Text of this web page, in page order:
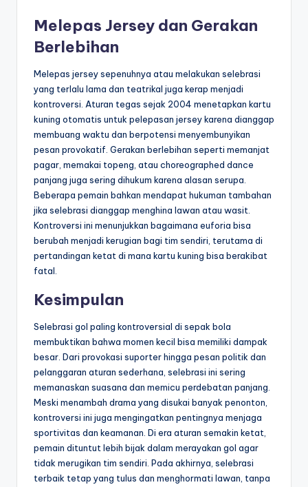
Melepas Jersey dan Gerakan
Berlebihan
Melepas jersey sepenuhnya atau melakukan selebrasi
yang terlalu lama dan teatrikal juga kerap menjadi
kontroversi. Aturan tegas sejak 2004 menetapkan kartu
kuning otomatis untuk pelepasan jersey karena dianggap
membuang waktu dan berpotensi menyembunyikan
pesan provokatif. Gerakan berlebihan seperti memanjat
pagar, memakai topeng, atau choreographed dance
panjang juga sering dihukum karena alasan serupa.
Beberapa pemain bahkan mendapat hukuman tambahan
jika selebrasi dianggap menghina lawan atau wasit.
Kontroversi ini menunjukkan bagaimana euforia bisa
berubah menjadi kerugian bagi tim sendiri, terutama di
pertandingan ketat di mana kartu kuning bisa berakibat
fatal.
Kesimpulan
Selebrasi gol paling kontroversial di sepak bola
membuktikan bahwa momen kecil bisa memiliki dampak
besar. Dari provokasi suporter hingga pesan politik dan
pelanggaran aturan sederhana, selebrasi ini sering
memanaskan suasana dan memicu perdebatan panjang.
Meski menambah drama yang disukai banyak penonton,
kontroversi ini juga mengingatkan pentingnya menjaga
sportivitas dan keamanan. Di era aturan semakin ketat,
pemain dituntut lebih bijak dalam merayakan gol agar
tidak merugikan tim sendiri. Pada akhirnya, selebrasi
terbaik tetap yang tulus dan menghormati lawan, tanpa